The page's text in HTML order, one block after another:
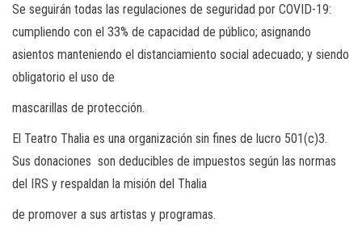
Se seguirán todas las regulaciones de seguridad por COVID-19:
cumpliendo con el 33% de capacidad de público; asignando
asientos manteniendo el distanciamiento social adecuado; y siendo
obligatorio el uso de
mascarillas de protección.
El Teatro Thalia es una organización sin fines de lucro 501(c)3.
Sus donaciones son deducibles de impuestos según las normas
del IRS y respaldan la misión del Thalia
de promover a sus artistas y programas.